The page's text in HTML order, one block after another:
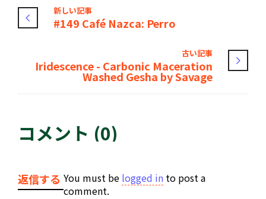
新しい記事
#149 Café Nazca: Perro
古い記事
Iridescence - Carbonic Maceration
Washed Gesha by Savage
コメント (0)
返信する You must be logged in to post a
comment.